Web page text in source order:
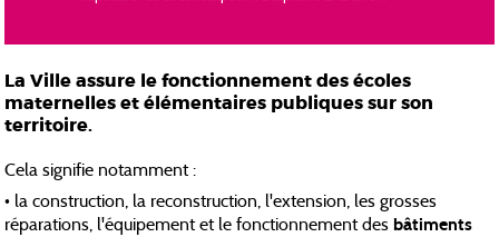
La Ville assure le fonctionnement des écoles
maternelles et élémentaires publiques sur son
territoire.
Cela signifie notamment :
• la construction, la reconstruction, l'extension, les grosses
réparations, l'équipement et le fonctionnement des bâtiments